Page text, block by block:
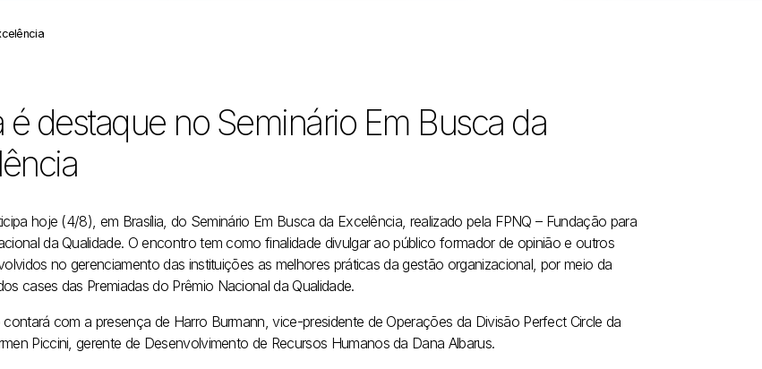
é destaque no Seminário Em Busca da
hoje (4/8), em Brasília, do Seminário Em Busca da Excelência, realizado pela FPNQ – Fundação para
da Qualidade. O encontro tem como finalidade divulgar ao público formador de opinião e outros
no gerenciamento das instituições as melhores práticas da gestão organizacional, por meio da
cases das Premiadas do Prêmio Nacional da Qualidade.
contará com a presença de Harro Burmann, vice-presidente de Operações da Divisão Perfect Circle da
Piccini, gerente de Desenvolvimento de Recursos Humanos da Dana Albarus.